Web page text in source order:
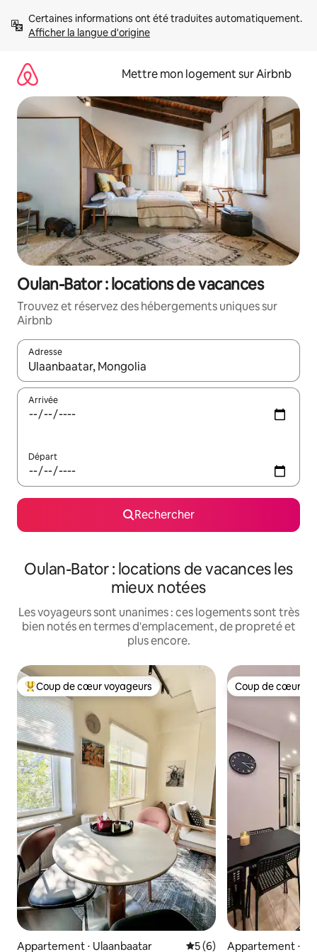
directement
Afficher la langue d'origine
Mettre mon logement sur Airbnb
Oulan-Bator : locations de vacances
Trouvez et réservez des hébergements uniques sur
Airbnb
Adresse
Lorsque les résultats s'affichent, utilisez les flèches vers le
Arrivée
Départ
Rechercher
Oulan-Bator : locations de vacances les
mieux notées
Les voyageurs sont unanimes : ces logements sont très
bien notés en termes d'emplacement, de propreté et
plus encore.
Coups de cœur voyageurs les plus appréciés
Coup de cœur voyageurs
Appartement ⋅ Ulaanbaatar Évaluation moyenne sur
5 (6)
Coup de cœur
Coup de cœur
Appartement ⋅